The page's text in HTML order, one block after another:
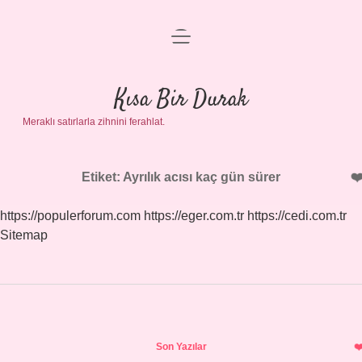
Anasayfa
Gizlilik Politikası
Yasal Uyarı
menüyü
Kısa Bir Durak
Meraklı satırlarla zihnini ferahlat.
Etiket: Ayrılık acısı kaç gün sürer
https://populerforum.com https://eger.com.tr https://cedi.com.tr
Sitemap
Son Yazılar